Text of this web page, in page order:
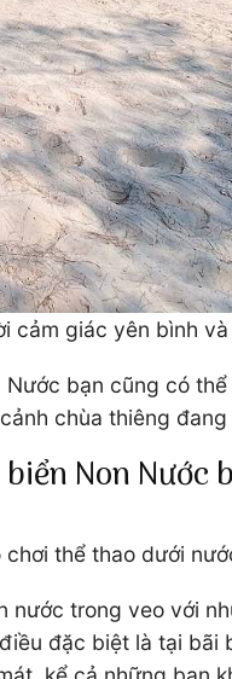
cảm giác yên bình
bạn cũng có
chùa thiêng
Non Nước
thể thao dưới
nước trong veo với
đặc biệt là tại